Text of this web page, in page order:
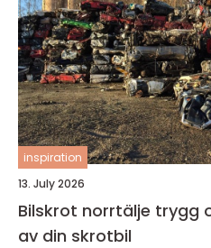
inspiration
13. July 2026
Bilskrot norrtälje trygg och hållbar hantering
av din skrotbil